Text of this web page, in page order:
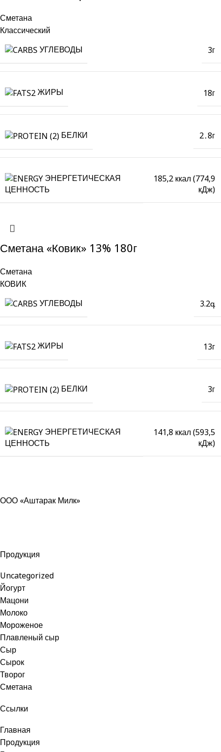
Сметана
Классический
УГЛЕВОДЫ
3г
ЖИРЫ 18г
БЕЛКИ 2․8г
ЭНЕРГЕТИЧЕСКАЯ
ЦЕННОСТЬ
185,2 ккал (774,9
кДж)
Сметана «Ковик» 13% 180г
Сметана
КОВИК
УГЛЕВОДЫ
3.2գ
ЖИРЫ 13г
БЕЛКИ 3г
ЭНЕРГЕТИЧЕСКАЯ
ЦЕННОСТЬ
141,8 ккал (593,5
кДж)
ООО «Аштарак Милк»
Продукция
Uncategorized
Йогурт
Мацони
Молоко
Мороженое
Плавленый сыр
Сыр
Сырок
Творог
Сметана
Ссылки
Главная
Продукция